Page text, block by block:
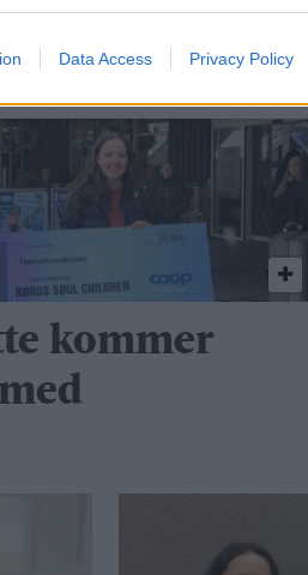
Data Access Privacy Policy
kommer